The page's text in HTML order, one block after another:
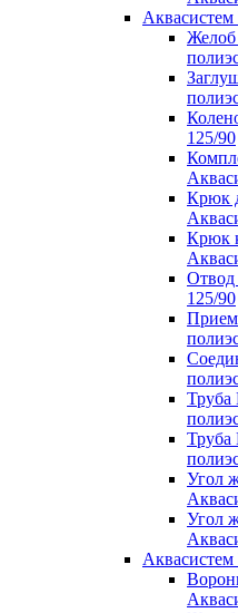
Аквасистем
Желоб
125/90
Крюк
Крюк
Отвод
125/90
Труба
Труба
Угол
Угол